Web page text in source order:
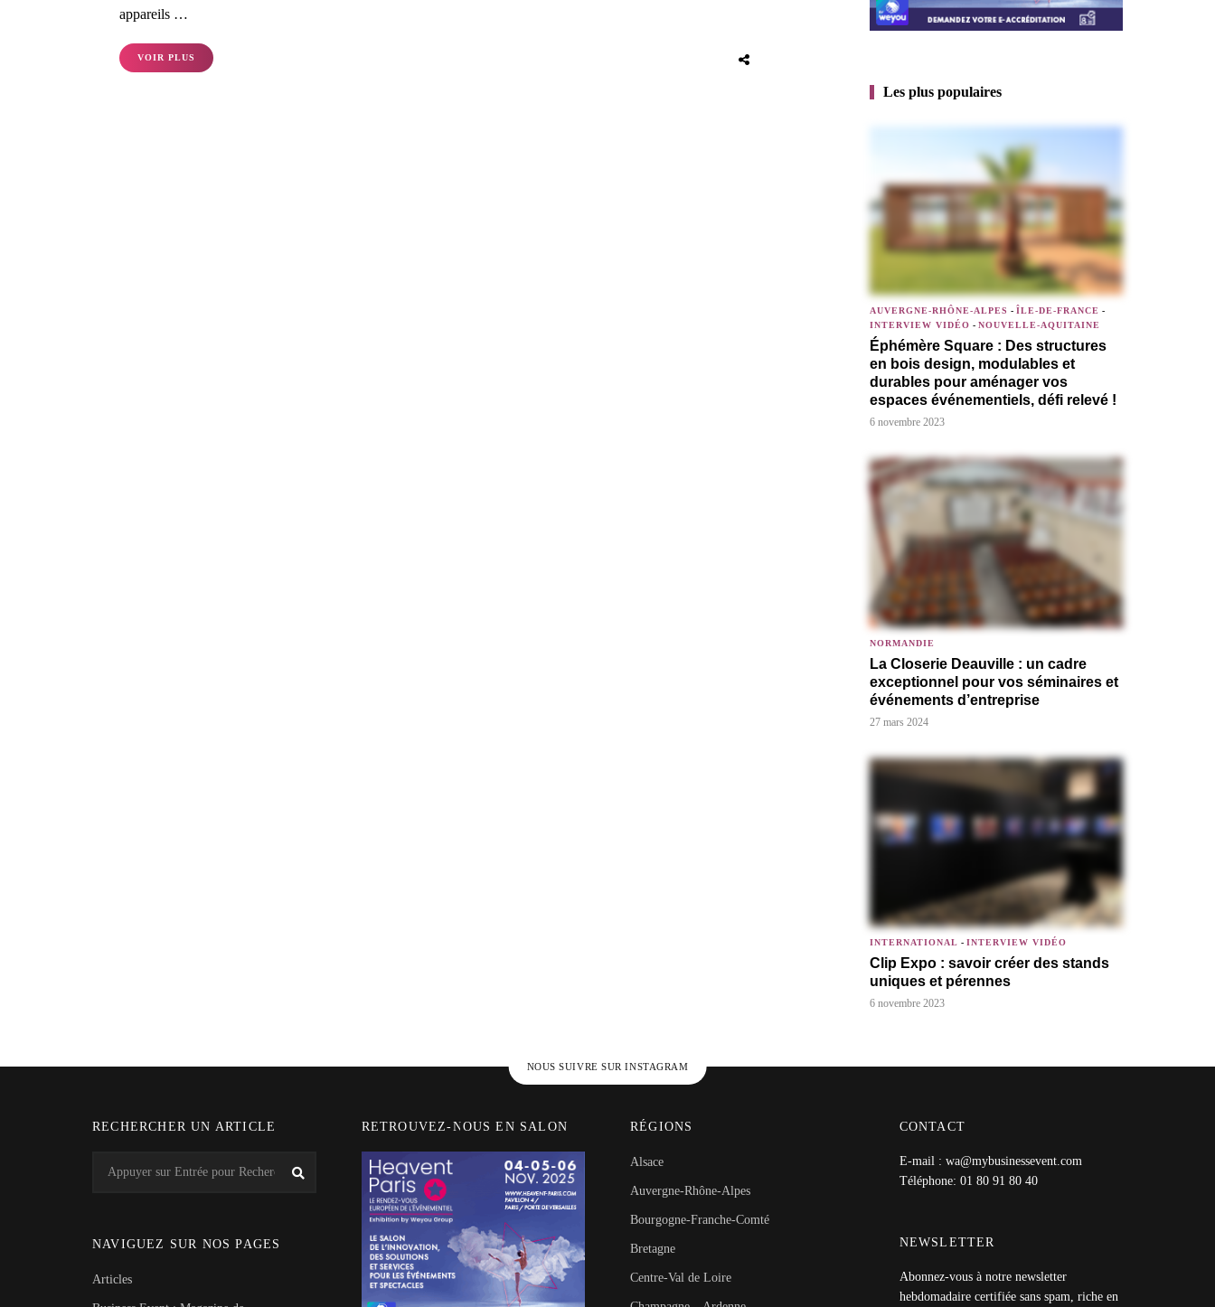
appareils …
VOIR PLUS
Les plus populaires
AUVERGNE-RHÔNE-ALPES - ÎLE-DE-FRANCE -
INTERVIEW VIDÉO - NOUVELLE-AQUITAINE
Éphémère Square : Des structures
en bois design, modulables et
durables pour aménager vos
espaces événementiels, défi relevé !
6 novembre 2023
NORMANDIE
La Closerie Deauville : un cadre
exceptionnel pour vos séminaires et
événements d’entreprise
27 mars 2024
INTERNATIONAL - INTERVIEW VIDÉO
Clip Expo : savoir créer des stands
uniques et pérennes
6 novembre 2023
NOUS SUIVRE SUR INSTAGRAM
RECHERCHER UN ARTICLE
for:
NAVIGUEZ SUR NOS PAGES
Articles
RETROUVEZ-NOUS EN SALON RÉGIONS
Alsace
Auvergne-Rhône-Alpes
Bourgogne-Franche-Comté
Bretagne
Centre-Val de Loire
CONTACT
E-mail : wa@mybusinessevent.com
Téléphone: 01 80 91 80 40
NEWSLETTER
Abonnez-vous à notre newsletter
hebdomadaire certifiée sans spam, riche en